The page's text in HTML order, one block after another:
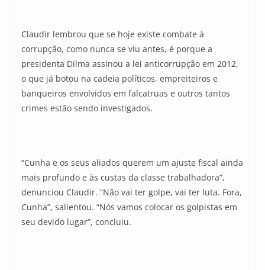
Claudir lembrou que se hoje existe combate à
corrupção, como nunca se viu antes, é porque a
presidenta Dilma assinou a lei anticorrupção em 2012,
o que já botou na cadeia políticos, empreiteiros e
banqueiros envolvidos em falcatruas e outros tantos
crimes estão sendo investigados.
“Cunha e os seus aliados querem um ajuste fiscal ainda
mais profundo e às custas da classe trabalhadora”,
denunciou Claudir. “Não vai ter golpe, vai ter luta. Fora,
Cunha”, salientou. “Nós vamos colocar os golpistas em
seu devido lugar”, concluiu.